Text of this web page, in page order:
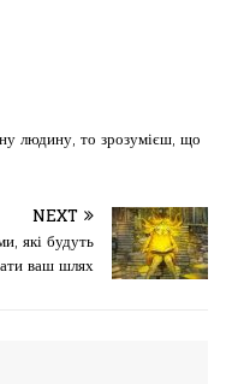
людину, то зрозумієш, що
NEXT
які будуть
ваш шлях